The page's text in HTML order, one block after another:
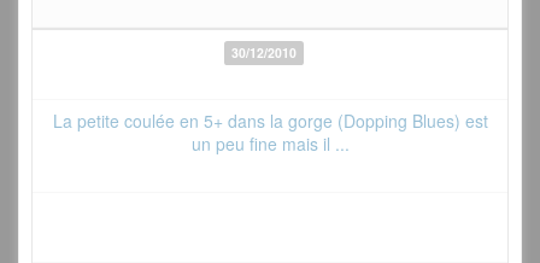
30/12/2010
La petite coulée en 5+ dans la gorge (Dopping Blues) est
un peu fine mais il ...